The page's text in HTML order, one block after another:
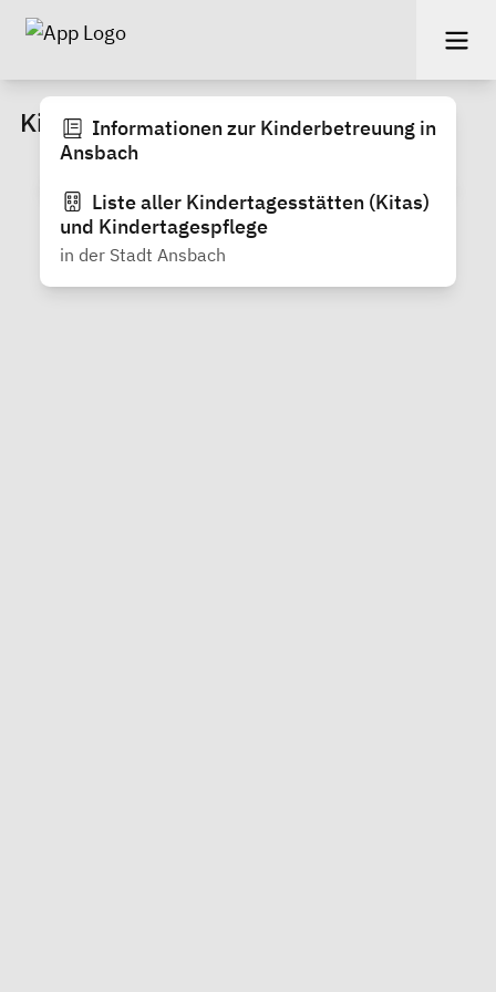
Kinderbetreuung
Informationen zur Kinderbetreuung in
Ansbach
Liste aller Kindertagesstätten (Kitas)
und Kindertagespflege
in der Stadt Ansbach